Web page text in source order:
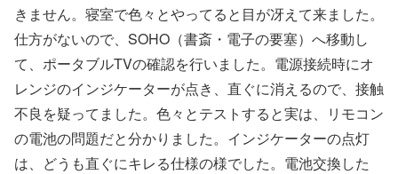
きません。寝室で色々とやってると目が冴えて来ました。
仕方がないので、SOHO（書斎・電子の要塞）へ移動し
て、ポータブルTVの確認を行いました。電源接続時にオ
レンジのインジケーターが点き、直ぐに消えるので、接触
不良を疑ってました。色々とテストすると実は、リモコン
の電池の問題だと分かりました。インジケーターの点灯
は、どうも直ぐにキレる仕様の様でした。電池交換した